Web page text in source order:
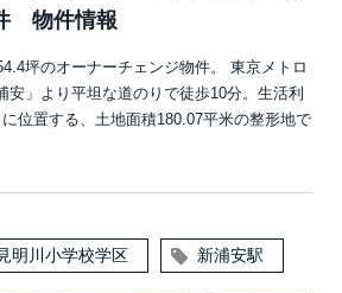
物件情報
坪のオーナーチェンジ物件。 東京メトロ
安」より平坦な道のりで徒歩10分。生活利
位置する、土地面積180.07平米の整形地で
見明川小学校学区 新浦安駅